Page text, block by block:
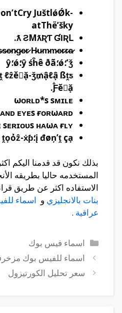
JuštlǿǾk-
atThë’šky
ƛ ƧMƛƦƬ ƓƖƦԼ.
H̷u̷m̷m̷e̷r̷r̷a̷
ǯ’؛ǿ؛ŷ śĥê ðã؛ǿ؛ŷ
Ƒ̐ěٍặ.
ωᴏʀʟᴅ*s sᴍɪʟᴇ
ᴇʏᴇs ғᴏʀωᴀʀᴅ.
sᴇʀɪᴏᴜs ʜᴀωᴀ ғʟʏ.
į đøņ’ṱ çạ؛ė ṱọỏẑ-ẋƥ.
بذلك نكون قد قدمنا اليكم
المستخدمه حاليا بطريقه
الاستفاده اكثر عن طريق
بنات بالانجليزي و اسماء
عراقية .
التصنيفات
اسماء فيس بوك
اسماء للفيس بوك
سعر تحليل الكورتيزول